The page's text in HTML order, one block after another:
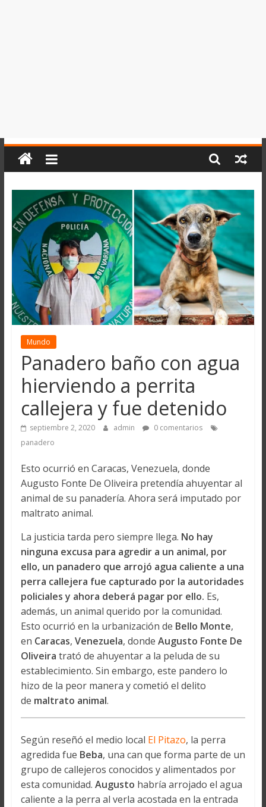
Mundo
Panadero baño con agua
hierviendo a perrita
callejera y fue detenido
septiembre 2, 2020 admin
0 comentarios
panadero
Esto ocurrió en Caracas, Venezuela, donde
Augusto Fonte De Oliveira pretendía ahuyentar al
animal de su panadería. Ahora será imputado por
maltrato animal.
La justicia tarda pero siempre llega. No hay
ninguna excusa para agredir a un animal, por
ello, un panadero que arrojó agua caliente a una
perra callejera fue capturado por la autoridades
policiales y ahora deberá pagar por ello. Es,
además, un animal querido por la comunidad.
Esto ocurrió en la urbanización de Bello Monte,
en Caracas, Venezuela, donde Augusto Fonte De
Oliveira trató de ahuyentar a la peluda de su
establecimiento. Sin embargo, este pandero lo
hizo de la peor manera y cometió el delito
de maltrato animal.
Según reseñó el medio local El Pitazo, la perra
agredida fue Beba, una can que forma parte de un
grupo de callejeros conocidos y alimentados por
esta comunidad. Augusto habría arrojado el agua
caliente a la perra al verla acostada en la entrada